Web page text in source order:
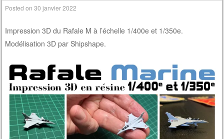
Posted on30 janvier 2022
Impression 3D du Rafale M à l’échelle 1/400e et 1/350e.
Modélisation 3D par Shipshape.